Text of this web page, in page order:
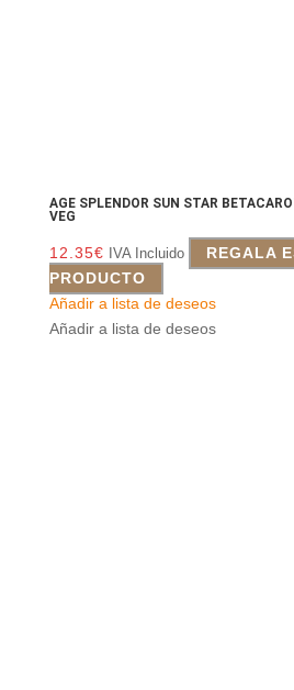
AGE SPLENDOR SUN STAR
VEG
12.35€ IVA Incluido
REGALA
PRODUCTO
Añadir a lista de deseos
Añadir a lista de deseos